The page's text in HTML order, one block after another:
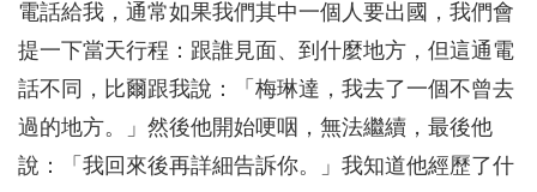
電話給我，通常如果我們其中一個人要出國，我們會
提一下當天行程：跟誰見面、到什麼地方，但這通電
話不同，比爾跟我說：「梅琳達，我去了一個不曾去
過的地方。」然後他開始哽咽，無法繼續，最後他
說：「我回來後再詳細告訴你。」我知道他經歷了什